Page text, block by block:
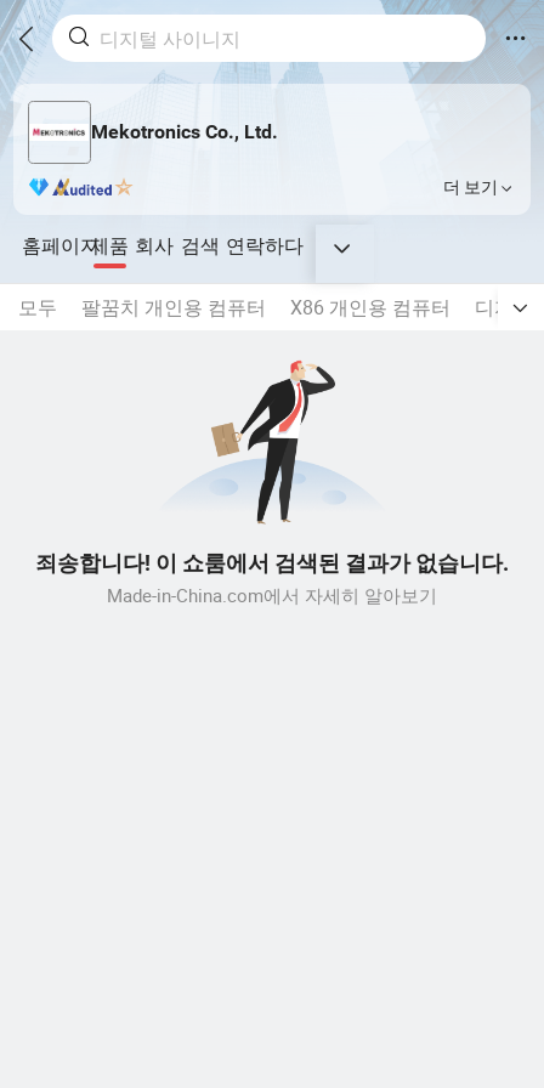
Mekotronics Co., Ltd.
더 보기
홈페이지제품 회사 검색 연락하다
모두 팔꿈치 개인용 컴퓨터 X86 개인용 컴퓨터 디지털
죄송합니다! 이 쇼룸에서 검색된 결과가 없습니다.
Made-in-China.com에서 자세히 알아보기